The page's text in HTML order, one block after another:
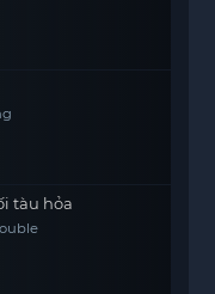
tàu hỏa